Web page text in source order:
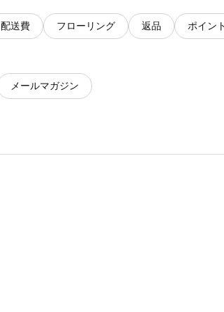
配送費 フローリング 返品 ポイン
メールマガジン